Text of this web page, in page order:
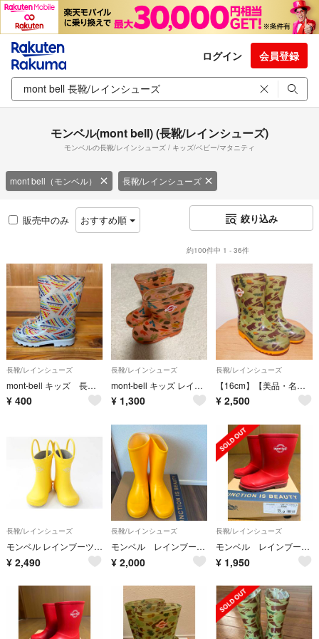
ログイン 会員登録
モンベル(mont bell) (長靴/レインシューズ)
モンベルの長靴/レインシューズ / キッズ/ベビー/マタニティ
mont bell（モンベル） 長靴/レインシューズ
販売中のみ おすすめ順 絞り込み
約100件中 1 - 36件
長靴/レインシューズ
mont-bell キッズ 長靴 15cm
¥ 400
長靴/レインシューズ
mont-bell キッズ レインブーツ 長靴
¥ 1,300
長靴/レインシューズ
【16cm】【美品・名前なし】モンベル レインブーツ
¥ 2,500
長靴/レインシューズ
モンベル レインブーツ 14cm キッズ 男児 女児 黄色【中古】《
¥ 2,490
長靴/レインシューズ
モンベル レインブーツ黄色23cm
¥ 2,000
長靴/レインシューズ
モンベル レインブーツ17cm
¥ 1,950